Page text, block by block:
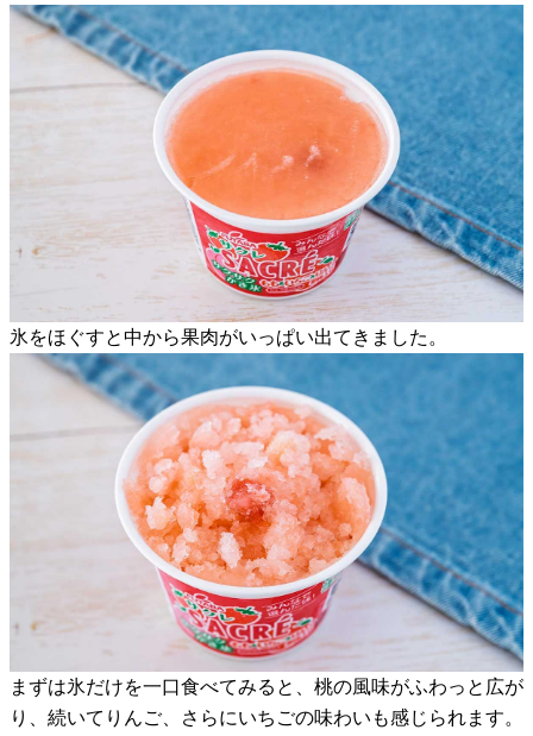
氷をほぐすと中から果肉がいっぱい出てきました。
まずは氷だけを一口食べてみると、桃の風味がふわっと広が
り、続いてりんご、さらにいちごの味わいも感じられます。